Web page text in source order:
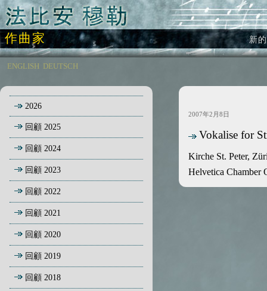
作曲家 新
2026
回顧 2025
回顧 2024
回顧 2023
回顧 2022
回顧 2021
回顧 2020
回顧 2019
回顧 2018
ENGLISH DEUTSCH
2007年2月8日
Vokalise for
Kirche St. Peter,
Helvetica Chamber